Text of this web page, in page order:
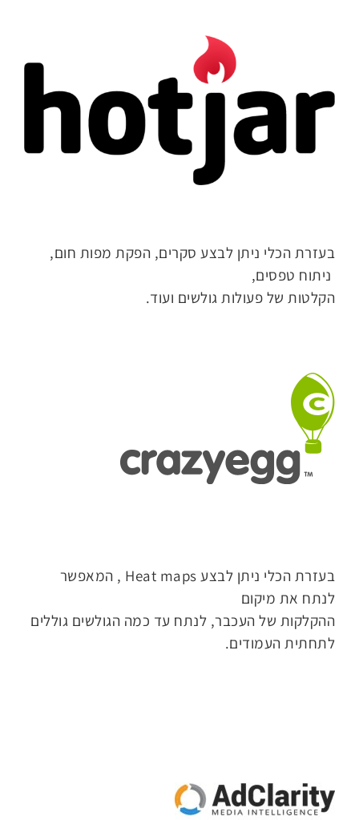
בעזרת הכלי ניתן לבצע סקרים, הפקת מפות חום,
ניתוח טפסים,
הקלטות של פעולות גולשים ועוד.
בעזרת הכלי ניתן לבצע Heat maps , המאפשר
לנתח את מיקום
ההקלקות של העכבר, לנתח עד כמה הגולשים גוללים
לתחתית העמודים.